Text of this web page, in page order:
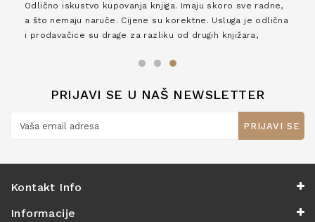
Odlično iskustvo kupovanja knjiga. Imaju skoro sve radne,
a što nemaju naruče. Cijene su korektne. Usluga je odlična
i prodavačice su drage za razliku od drugih knjižara,
PRIJAVI SE U NAŠ NEWSLETTER
PRIJAVI SE
Kontakt Info
Informacije